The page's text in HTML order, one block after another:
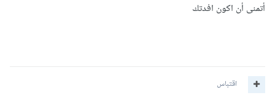
أتمنى أن اكون افدتك
اقتباس